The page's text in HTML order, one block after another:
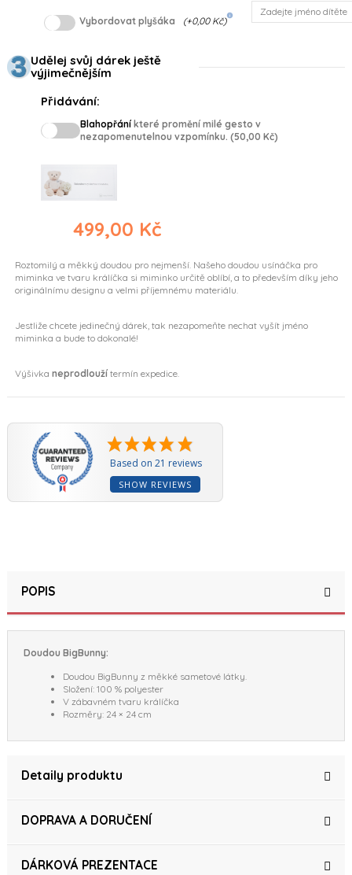
(2 reviews)
Vybordovat plyšáka (+0,00 Kč)info
Udělej svůj dárek ještě
výjimečnějším
Přidávání:
Blahopřání které promění milé gesto v
nezapomenutelnou vzpomínku. (50,00 Kč)
499,00 Kč
Roztomilý a měkký doudou pro nejmenší. Našeho doudou usínáčka pro
miminka ve tvaru králíčka si miminko určitě oblíbí, a to především díky jeho
originálnímu designu a velmi příjemnému materiálu.
Jestliže chcete jedinečný dárek, tak nezapomeňte nechat vyšít jméno
miminka a bude to dokonalé!
Výšivka neprodlouží termín expedice.
Based on 21 reviews
SHOW REVIEWS
POPIS
Doudou BigBunny:
Doudou BigBunny z měkké sametové látky.
Složení: 100 % polyester
V zábavném tvaru králíčka
Rozměry: 24 × 24 cm
Detaily produktu
DOPRAVA A DORUČENÍ
DÁRKOVÁ PREZENTACE